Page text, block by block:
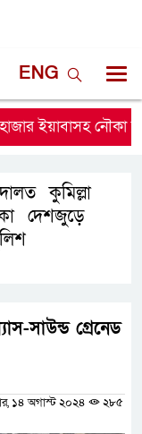
ENG
ইয়াবাসহ নৌকা জব্দ
,কুমিল্লা
দেশজুড়ে
সাউন্ড গ্রেনেড
১৪ অগাস্ট ২০২৪
২৮৫